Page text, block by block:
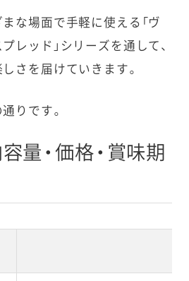
な場面で手軽に使える「ヴ
レッド」シリーズを通して、
さを届けていきます。
りです。
量・価格・賞味期